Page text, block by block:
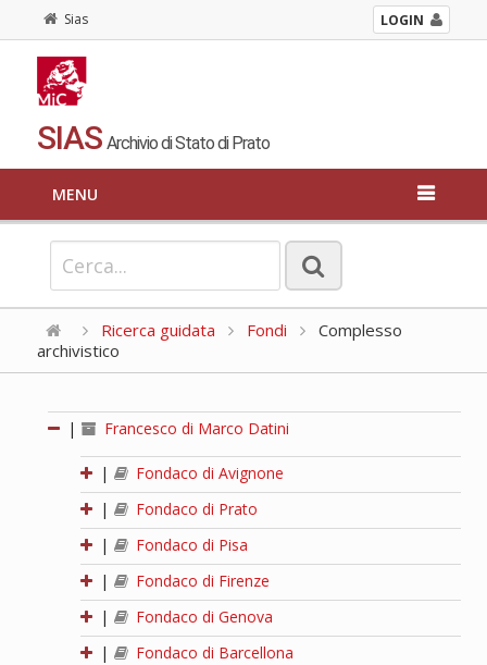
Sias LOGIN
SIAS Archivio di Stato di Prato
MENU
Ricerca guidata Fondi
Complesso
archivistico
| Francesco di Marco Datini
|
Fondaco di Avignone
|
Fondaco di Prato
|
Fondaco di Pisa
|
Fondaco di Firenze
|
Fondaco di Genova
|
Fondaco di Barcellona